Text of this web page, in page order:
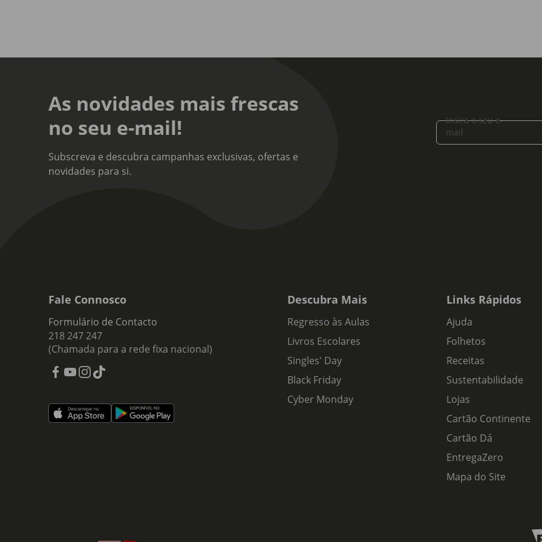
As novidades mais frescas
no seu e-mail!
Subscreva e descubra campanhas exclusivas, ofertas e
novidades para si.
Insira o seu e-
mail
Fale Connosco
Formulário de Contacto
218 247 247
(Chamada para a rede fixa nacional)
Descubra Mais
Regresso às Aulas
Livros Escolares
Singles' Day
Black Friday
Cyber Monday
Links Rápidos
Ajuda
Folhetos
Receitas
Sustentabilidade
Lojas
Cartão Continente
Cartão Dá
EntregaZero
Mapa do Site